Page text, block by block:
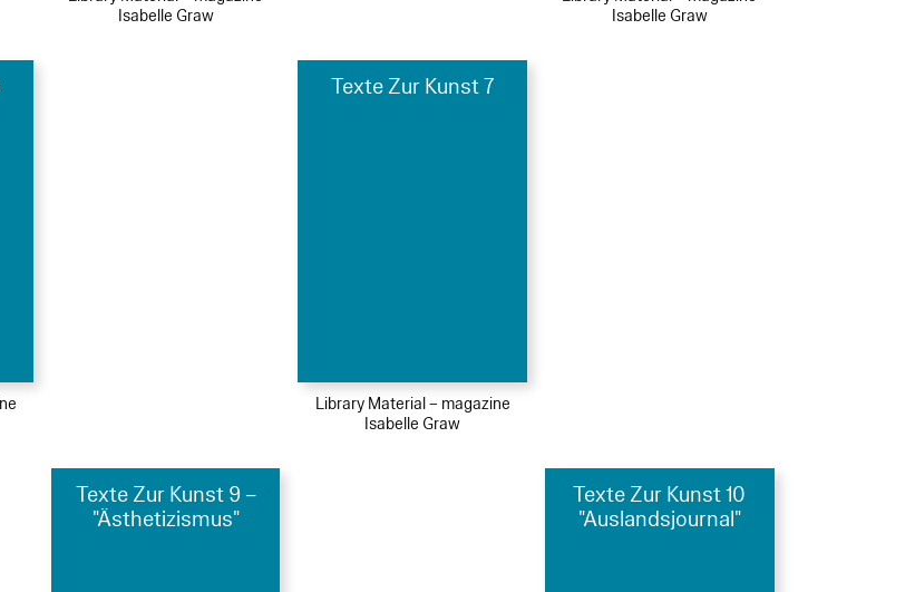
Isabelle Graw
Isabelle Graw
Texte Zur Kunst 7
Library Material – magazine
Isabelle Graw
Texte Zur Kunst 9 –
"Ästhetizismus"
Texte Zur Kunst 10
"Auslandsjournal"